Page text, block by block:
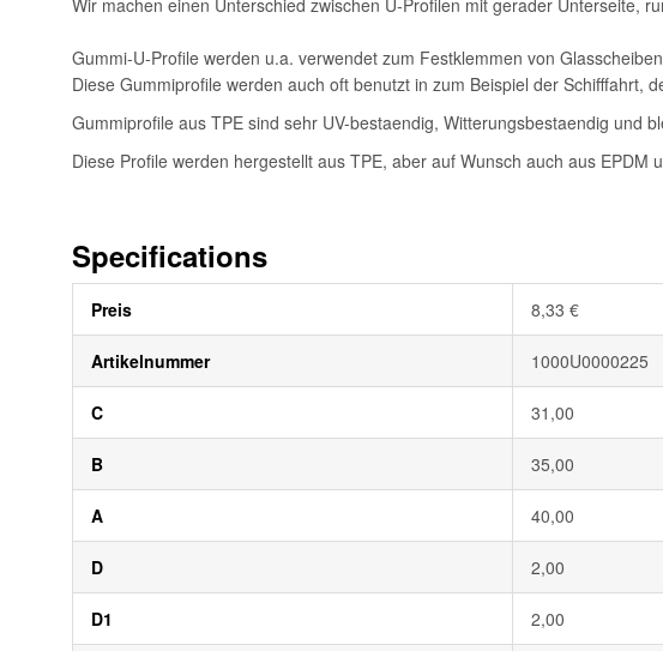
Wir machen einen Unterschied zwischen U-Profilen mit gerader Unterseite,
Gummi-U-Profile werden u.a. verwendet zum Festklemmen von
Diese Gummiprofile werden auch oft benutzt in zum Beispiel der
Gummiprofile aus TPE sind sehr UV-bestaendig, Witterungsbestaendig und
Diese Profile werden hergestellt aus TPE, aber auf Wunsch auch aus
Specifications
Informationen
Preis 8,33 €
Artikelnummer 1000U0000225
C 31,00
B 35,00
A 40,00
D 2,00
D1 2,00